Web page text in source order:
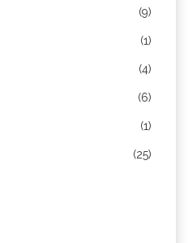
(9)
(1)
(4)
(6)
(1)
(25)